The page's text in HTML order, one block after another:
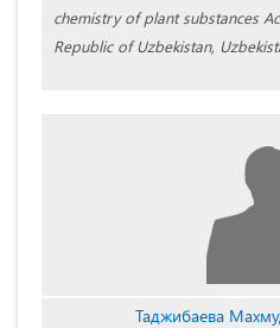
chemistry of plant substances
Republic of Uzbekistan,
Таджибаева